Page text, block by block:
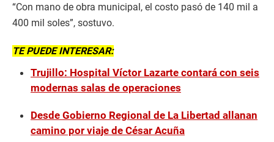
“Con mano de obra municipal, el costo pasó de 140 mil a
400 mil soles”, sostuvo.
TE PUEDE INTERESAR:
Trujillo: Hospital Víctor Lazarte contará con seis
modernas salas de operaciones
Desde Gobierno Regional de La Libertad allanan
camino por viaje de César Acuña